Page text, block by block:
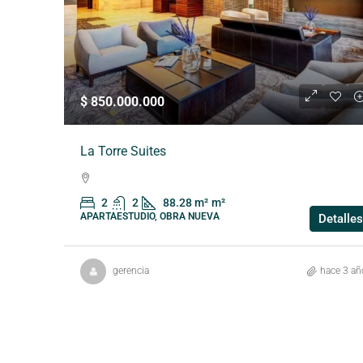
$ 850.000.000
La Torre Suites
2 2 88.28 m² m²
APARTAESTUDIO, OBRA NUEVA Detalles
gerencia hace 3